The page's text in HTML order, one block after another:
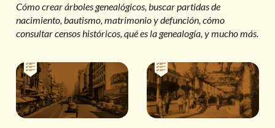
Cómo crear árboles genealógicos, buscar partidas de
nacimiento, bautismo, matrimonio y defunción, cómo
consultar censos históricos, qué es la genealogía, y mucho más.